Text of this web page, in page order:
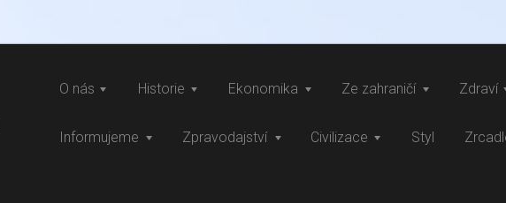
O nás Historie Ekonomika Ze zahraničí Zdraví
Informujeme Zpravodajství Civilizace Styl